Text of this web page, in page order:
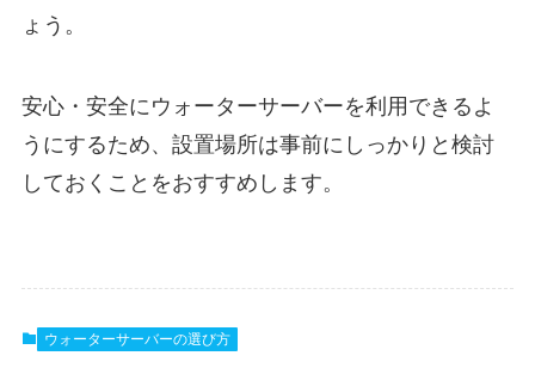
ょう。
安心・安全にウォーターサーバーを利用できるよ
うにするため、設置場所は事前にしっかりと検討
しておくことをおすすめします。
ウォーターサーバーの選び方